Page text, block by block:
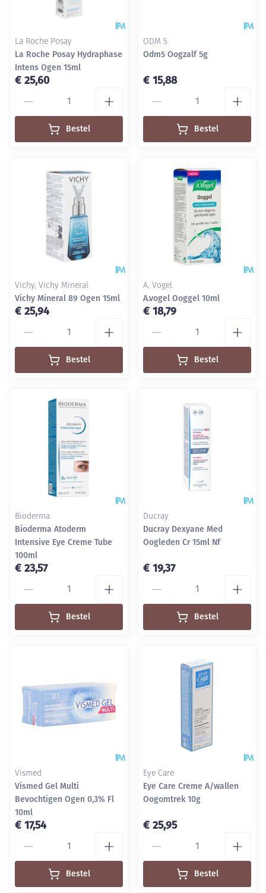
La Roche Posay
La Roche Posay Hydraphase
Intens Ogen 15ml
€ 25,60
Bestel
ODM 5
Odm5 Oogzalf 5g
€ 15,88
Bestel
Vichy, Vichy Mineral
Vichy Mineral 89 Ogen 15ml
€ 25,94
Bestel
A. Vogel
A.vogel Ooggel 10ml
€ 18,79
Bestel
Bioderma
Bioderma Atoderm
Intensive Eye Creme Tube
100ml
€ 23,57
Bestel
Ducray
Ducray Dexyane Med
Oogleden Cr 15ml Nf
€ 19,37
Bestel
Vismed
Vismed Gel Multi
Bevochtigen Ogen 0,3% Fl
10ml
€ 17,54
Bestel
Eye Care
Eye Care Creme A/wallen
Oogomtrek 10g
€ 25,95
Bestel